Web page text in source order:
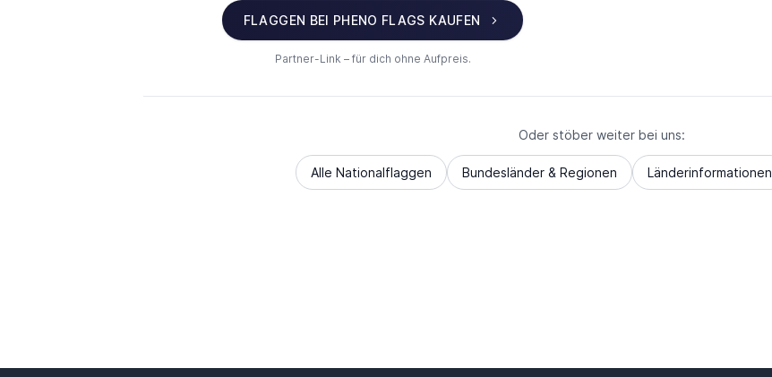
FLAGGEN BEI PHENO FLAGS KAUFEN
Partner-Link – für dich ohne Aufpreis.
Oder stöber weiter bei uns:
Alle Nationalflaggen Bundesländer & Regionen Länderinformationen